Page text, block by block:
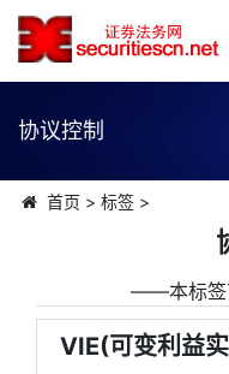
协议控制
首页 > 标签>
――本标签
VIE(可变利益